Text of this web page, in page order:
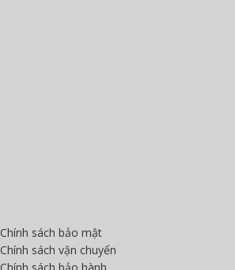
Chính sách bảo mật
Chính sách vận chuyển
Chính sách bảo hành